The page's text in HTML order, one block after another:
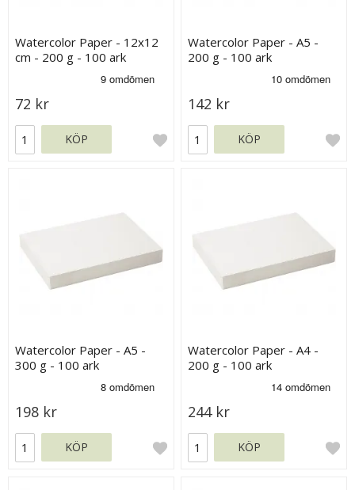
Watercolor Paper - 12x12
cm - 200 g - 100 ark
72 kr
KÖP
Watercolor Paper - A5 -
200 g - 100 ark
142 kr
KÖP
Watercolor Paper - A5 -
300 g - 100 ark
198 kr
KÖP
Watercolor Paper - A4 -
200 g - 100 ark
244 kr
KÖP